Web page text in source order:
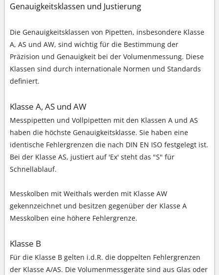
Genauigkeitsklassen und Justierung
Die Genauigkeitsklassen von Pipetten, insbesondere Klasse
A, AS und AW, sind wichtig für die Bestimmung der
Präzision und Genauigkeit bei der Volumenmessung. Diese
Klassen sind durch internationale Normen und Standards
definiert.
Klasse A, AS und AW
Messpipetten und Vollpipetten mit den Klassen A und AS
haben die höchste Genauigkeitsklasse. Sie haben eine
identische Fehlergrenzen die nach DIN EN ISO festgelegt ist.
Bei der Klasse AS, justiert auf 'Ex' steht das "S" für
Schnellablauf.
Messkolben mit Weithals werden mit Klasse AW
gekennzeichnet und besitzen gegenüber der Klasse A
Messkolben eine höhere Fehlergrenze.
Klasse B
Für die Klasse B gelten i.d.R. die doppelten Fehlergrenzen
der Klasse A/AS. Die Volumenmessgeräte sind aus Glas oder